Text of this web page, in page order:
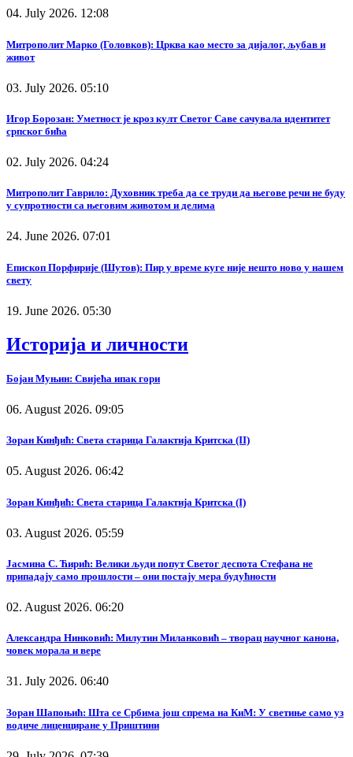
04. July 2026. 12:08
Митрополит Марко (Головков): Црква као место за дијалог, љубав и
живот
03. July 2026. 05:10
Игор Борозан: Уметност је кроз култ Светог Саве сачувала идентитет
српског бића
02. July 2026. 04:24
Митрополит Гаврило: Духовник треба да се труди да његове речи не буду
у супротности са његовим животом и делима
24. June 2026. 07:01
Епископ Порфирије (Шутов): Пир у време куге није нешто ново у нашем
свету
19. June 2026. 05:30
Историја и личности
Бојан Муњин: Свијећа ипак гори
06. August 2026. 09:05
Зоран Кинђић: Света старица Галактија Критска (II)
05. August 2026. 06:42
Зоран Кинђић: Света старица Галактија Критска (I)
03. August 2026. 05:59
Јасмина С. Ћирић: Велики људи попут Светог деспота Стефана не
припадају само прошлости – они постају мера будућности
02. August 2026. 06:20
Александра Нинковић: Милутин Миланковић – творац научног канона,
човек морала и вере
31. July 2026. 06:40
Зоран Шапоњић: Шта се Србима још спрема на КиМ: У светиње само уз
водиче лиценциране у Приштини